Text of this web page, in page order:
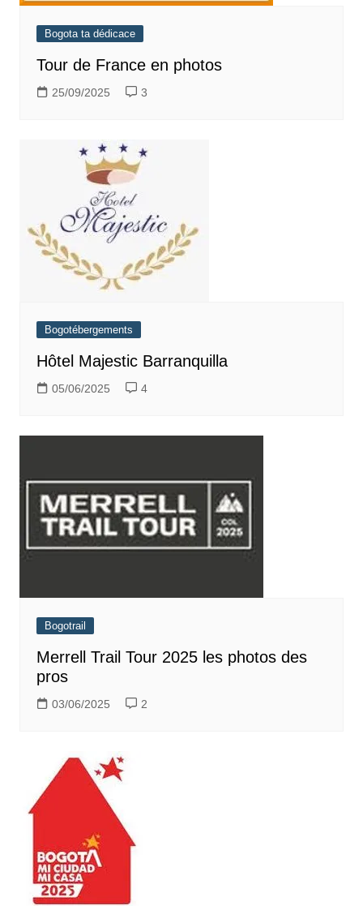
Bogota ta dédicace
Tour de France en photos
25/09/2025 3
Bogotébergements
Hôtel Majestic Barranquilla
05/06/2025 4
Bogotrail
Merrell Trail Tour 2025 les photos des
pros
03/06/2025 2